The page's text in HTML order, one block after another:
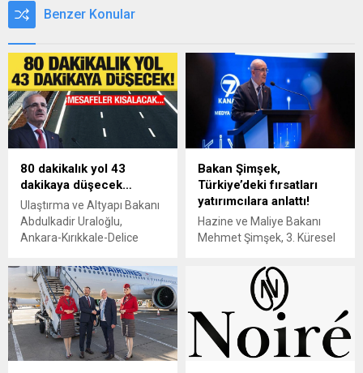
Benzer Konular
80 dakikalık yol 43
dakikaya düşecek…
Ulaştırma ve Altyapı Bakanı
Abdulkadir Uraloğlu,
Ankara-Kırıkkale-Delice
80 dakika süren seyahat
süresini 43 dakikaya
düşüreceğini bildirdi.
Bakan Şimşek,
Türkiye’deki fırsatları
yatırımcılara anlattı!
Hazine ve Maliye Bakanı
Mehmet Şimşek, 3. Küresel
konuşarak Türkiye'nin
yatırımcılara sunduğu
fırsatları vurguladı ve
kurumsal vergi oranlarının
düşürülmesinin rekabetçiliği
artırdığını belirtti.